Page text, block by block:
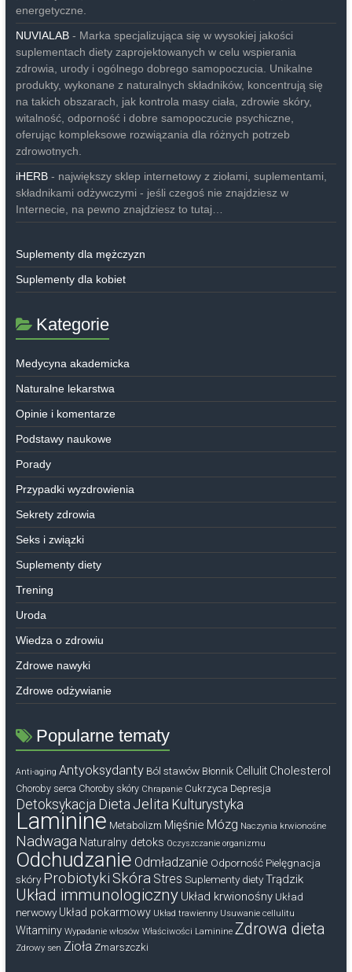
energetyczne.
NUVIALAB- Marka specjalizująca się w wysokiej jakości
suplementach diety zaprojektowanych w celu wspierania
zdrowia, urody i ogólnego dobrego samopoczucia. Unikalne
produkty, wykonane z naturalnych składników, koncentrują się
na takich obszarach, jak kontrola masy ciała, zdrowie skóry,
witalność, odporność i dobre samopoczucie psychiczne,
oferując kompleksowe rozwiązania dla różnych potrzeb
zdrowotnych.
iHERB- największy sklep internetowy z ziołami, suplementami,
składnikami odżywczymi - jeśli czegoś nie znajdziesz w
Internecie, na pewno znajdziesz to tutaj…
Suplementy dla mężczyzn
Suplementy dla kobiet
Kategorie
Medycyna akademicka
Naturalne lekarstwa
Opinie i komentarze
Podstawy naukowe
Porady
Przypadki wyzdrowienia
Sekrety zdrowia
Seks i związki
Suplementy diety
Trening
Uroda
Wiedza o zdrowiu
Zdrowe nawyki
Zdrowe odżywianie
Popularne tematy
Anti-aging Antyoksydanty Ból stawów Błonnik Cellulit Cholesterol
Choroby serca Choroby skóry Chrapanie Cukrzyca Depresja
Detoksykacja Dieta Jelita Kulturystyka
Laminine Metabolizm Mięśnie Mózg Naczynia krwionośne
Nadwaga Naturalny detoks Oczyszczanie organizmu
Odchudzanie Odmładzanie Odporność Pielęgnacja
skóry Probiotyki Skóra Stres Suplementy diety Trądzik
Układ immunologiczny Układ krwionośny Układ
nerwowy Układ pokarmowy Układ trawienny Usuwanie cellulitu
Witaminy Wypadanie włosów Właściwości Laminine Zdrowa dieta
Zdrowy sen Zioła Zmarszczki